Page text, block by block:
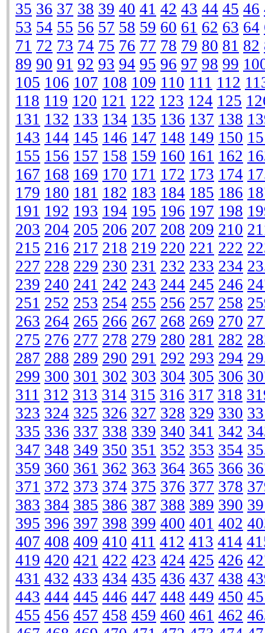
35 36 37 38 39 40 41 42 43 44 45 46
53 54 55 56 57 58 59 60 61 62 63 64
71 72 73 74 75 76 77 78 79 80 81 82
89 90 91 92 93 94 95 96 97 98 99
105 106 107 108 109 110 111 112
118 119 120 121 122 123 124 125
131 132 133 134 135 136 137 138
143 144 145 146 147 148 149 150
155 156 157 158 159 160 161 162
167 168 169 170 171 172 173 174
179 180 181 182 183 184 185 186
191 192 193 194 195 196 197 198
203 204 205 206 207 208 209 210
215 216 217 218 219 220 221 222
227 228 229 230 231 232 233 234
239 240 241 242 243 244 245 246
251 252 253 254 255 256 257 258
263 264 265 266 267 268 269 270
275 276 277 278 279 280 281 282
287 288 289 290 291 292 293 294
299 300 301 302 303 304 305 306
311 312 313 314 315 316 317 318
323 324 325 326 327 328 329 330
335 336 337 338 339 340 341 342
347 348 349 350 351 352 353 354
359 360 361 362 363 364 365 366
371 372 373 374 375 376 377 378
383 384 385 386 387 388 389 390
395 396 397 398 399 400 401 402
407 408 409 410 411 412 413 414
419 420 421 422 423 424 425 426
431 432 433 434 435 436 437 438
443 444 445 446 447 448 449 450
455 456 457 458 459 460 461 462